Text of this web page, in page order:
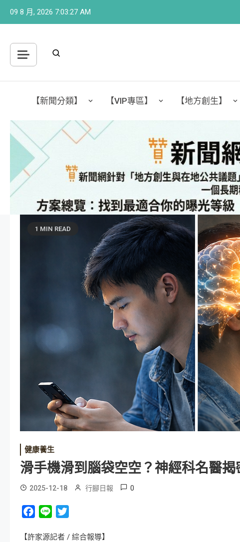
09 8 月, 2026 7:03:29 AM
【新聞分類】 【VIP專區】 【地方創生】
1 MIN READ
健康養生
滑手機滑到腦袋空空？神經科名醫揭
2025-12-18 行腳日報 0
Facebook
Line
【許家源記者 / 綜合報導】